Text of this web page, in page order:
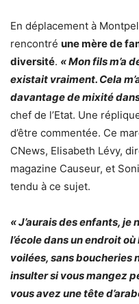
En déplacement à
rencontré une mère de
diversité. « Mon fils m’a
existait vraiment. Cela
davantage de mixité
chef de l’Etat. Une
d’être commentée. Ce
CNews, Elisabeth Lévy,
magazine Causeur, et
tendu à ce sujet.
« J’aurais des enfants, je
l’école dans un endroit
voilées, sans boucheries
insulter si vous mangez
vous avez une tête